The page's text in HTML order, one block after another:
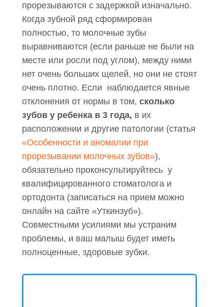
прорезываются с задержкой изначально.
Когда зубной ряд сформирован
полностью, то молочные зубы
выравниваются (если раньше не были на
месте или росли под углом), между ними
нет очень больших щелей, но они не стоят
очень плотно. Если наблюдается явные
отклонения от нормы в том, сколько
зубов у ребенка в 3 года, в их
расположении и другие патологии (статья
«Особенности и аномалии при
прорезывании молочных зубов»),
обязательно проконсультируйтесь у
квалифицированного стоматолога и
ортодонта (записаться на прием можно
онлайн на сайте «Уткинзуб»).
Совместными усилиями мы устраним
проблемы, и ваш малыш будет иметь
полноценные, здоровые зубки.